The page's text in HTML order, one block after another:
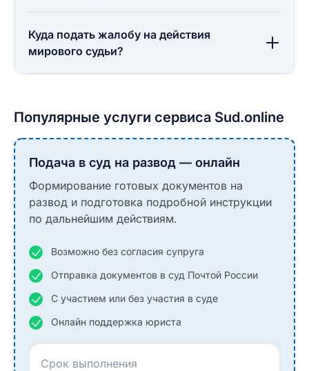
Куда подать жалобу на действия
мирового судьи?
Популярные услуги сервиса Sud.online
Подача в суд на развод — онлайн
Формирование готовых документов на
развод и подготовка подробной инструкции
по дальнейшим действиям.
Возможно без согласия супруга
Отправка документов в суд Почтой России
С участием или без участия в суде
Онлайн поддержка юриста
Срок выполнения